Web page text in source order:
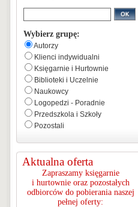
Wybierz grupę:
Autorzy
Klienci indywidualni
Księgarnie i Hurtownie
Biblioteki i Uczelnie
Naukowcy
Logopedzi - Poradnie
Przedszkola i Szkoły
Pozostali
Aktualna oferta
Zapraszamy księgarnie
i hurtownie oraz pozostałych
odbiorców do pobierania naszej
pełnej oferty: